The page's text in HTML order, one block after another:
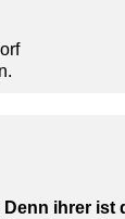
Denn ihrer ist